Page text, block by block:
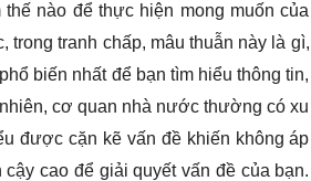
nào để thực hiện mong muốn của
trong tranh chấp, mâu thuẫn này là gì,
biến nhất để bạn tìm hiểu thông tin,
cơ quan nhà nước thường có xu
được cặn kẽ vấn đề khiến không áp
cao để giải quyết vấn đề của bạn.